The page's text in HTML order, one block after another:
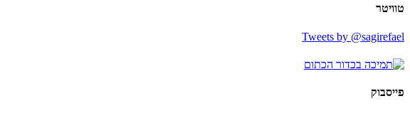
טוויטר
Tweets by @sagirefael
פייסבוק